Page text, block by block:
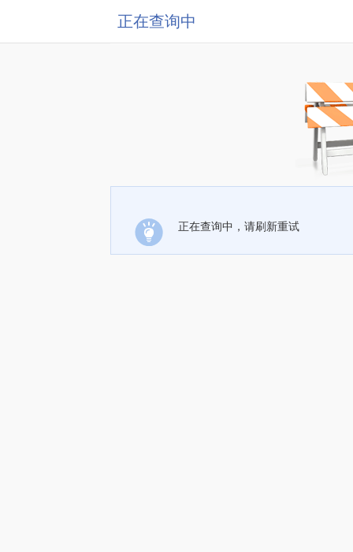
正在查询中
正在查询中，请刷新重试